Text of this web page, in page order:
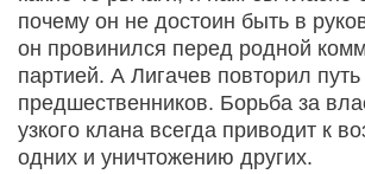
почему он не достоин быть в
он провинился перед родной
партией. А Лигачев повторил
предшественников. Борьба за
узкого клана всегда приводит к
одних и уничтожению других.